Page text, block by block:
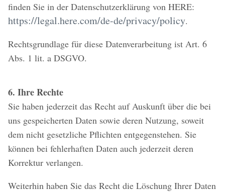
finden Sie in der Datenschutzerklärung von HERE:
https://legal.here.com/de-de/privacy/policy.
Rechtsgrundlage für diese Datenverarbeitung ist Art. 6
Abs. 1 lit. a DSGVO.
6. Ihre Rechte
Sie haben jederzeit das Recht auf Auskunft über die bei
uns gespeicherten Daten sowie deren Nutzung, soweit
dem nicht gesetzliche Pflichten entgegenstehen. Sie
können bei fehlerhaften Daten auch jederzeit deren
Korrektur verlangen.
Weiterhin haben Sie das Recht die Löschung Ihrer Daten